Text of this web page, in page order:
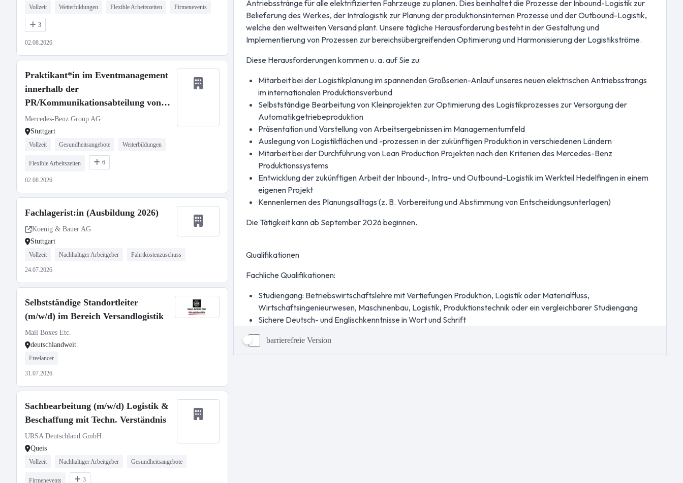
Vollzeit Weiterbildungen Flexible Arbeitszeiten Firmenevents
3
02.08.2026
Praktikant*in im Eventmanagement
innerhalb der
PR/Kommunikationsabteilung von
Mercedes-Benz Vans (Pflicht-
Praktikum)
Mercedes-Benz Group AG
Stuttgart
Vollzeit Gesundheitsangebote Weiterbildungen
Flexible Arbeitszeiten 6
02.08.2026
Fachlagerist:in (Ausbildung 2026)
Koenig & Bauer AG
Stuttgart
Vollzeit Nachhaltiger Arbeitgeber Fahrtkostenzuschuss
24.07.2026
Selbstständige Standortleiter
(m/w/d) im Bereich Versandlogistik
Mail Boxes Etc.
deutschlandweit
Freelancer
31.07.2026
Sachbearbeitung (m/w/d) Logistik &
Beschaffung mit Techn. Verständnis
URSA Deutschland GmbH
Queis
Vollzeit Nachhaltiger Arbeitgeber Gesundheitsangebote
Firmenevents 3
barrierefreie Version